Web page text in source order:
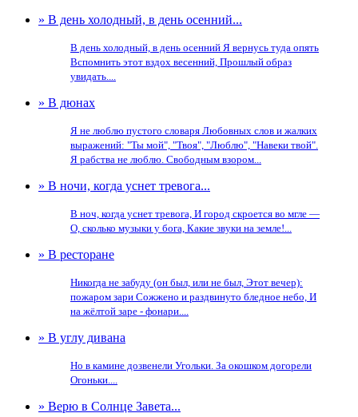
» В день холодный, в день осенний...
В день холодный, в день осенний Я вернусь туда опять
Вспомнить этот вздох весенний, Прошлый образ
увидать....
» В дюнах
Я не люблю пустого словаря Любовных слов и жалких
выражений: "Ты мой", "Твоя", "Люблю", "Навеки твой".
Я рабства не люблю. Свободным взором...
» В ночи, когда уснет тревога...
В ноч, когда уснет тревога, И город скроется во мгле —
О, сколько музыки у бога, Какие звуки на земле!...
» В ресторане
Никогда не забуду (он был, или не был, Этот вечер):
пожаром зари Сожжено и раздвинуто бледное небо, И
на жёлтой заре - фонари....
» В углу дивана
Но в камине дозвенели Угольки. За окошком догорели
Огоньки....
» Верю в Солнце Завета...